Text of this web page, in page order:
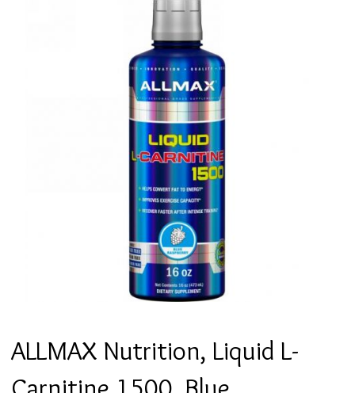
ALLMAX Nutrition, Liquid L-